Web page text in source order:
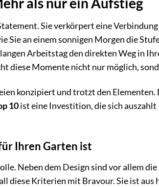
Sie verkörpert eine
Sie an einem sonnigen Morgen die
Arbeitstag den direkten Weg in
diese Momente nicht nur möglich,
konzipiert und trotzt den Elementen.
10ist eine Investition, die sich
Ihren Garten ist
Neben dem Design sind vor allem die
diese Kriterien mit Bravour. Sie ist